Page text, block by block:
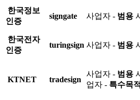
한국정보
인증
signgate 사업자 - 범용
한국전자
인증
turingsign 사업자 - 범용
KTNET tradesign
사업자 - 범용
업자 - 특수목적